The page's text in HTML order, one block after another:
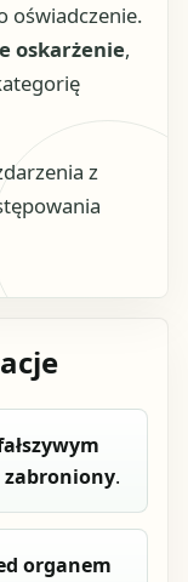
oświadczenie.
oskarżenie,
z
zabroniony.
organem